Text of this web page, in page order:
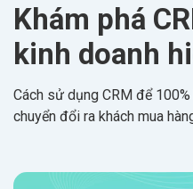
Khám phá
kinh doanh
Cách sử dụng CRM để
chuyển đổi ra khách mua